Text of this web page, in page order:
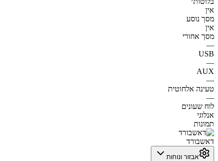
אין
מסך נוסע
אין
מסך אחורי
—
USB
—
AUX
—
טעינה אלחוטית
—
לוח שעונים
אנלוגי
תמונות
דאשבורד
אבזור ונוחות